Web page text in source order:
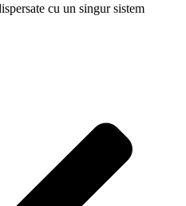
cu un singur sistem